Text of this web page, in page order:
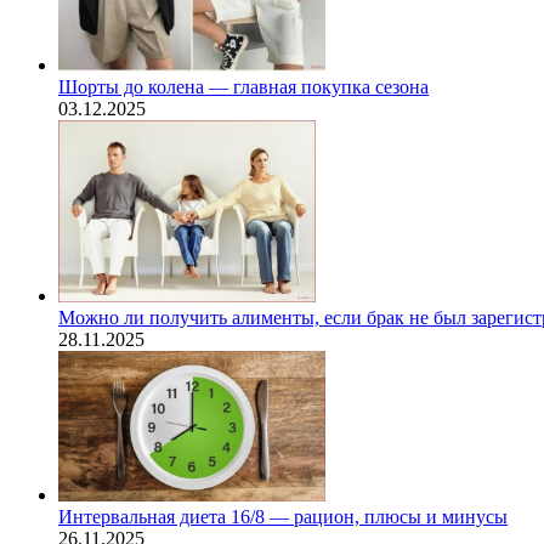
Шорты до колена — главная покупка сезона
03.12.2025
Можно ли получить алименты, если брак не был
28.11.2025
Интервальная диета 16/8 — рацион, плюсы и минусы
26.11.2025